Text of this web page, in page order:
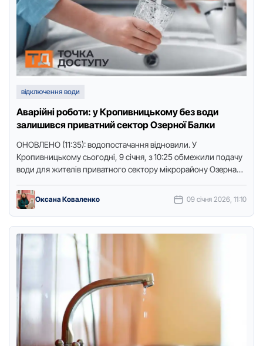
відключення води
Аварійні роботи: у Кропивницькому без води
залишився приватний сектор Озерної Балки
ОНОВЛЕНО (11:35): водопостачання відновили. У
Кропивницькому сьогодні, 9 січня, з 10:25 обмежили подачу
води для жителів приватного сектору мікрорайону Озерна
Оксана Коваленко 09 січня 2026, 11:10